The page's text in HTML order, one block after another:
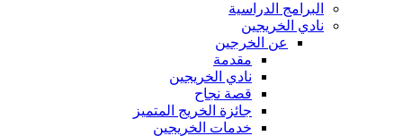
البرامج الدراسية
نادي الخريجين
عن الخرجين
مقدمة
نادي الخريجين
قصة نجاح
جائزة الخريج المتميز
خدمات الخريجين